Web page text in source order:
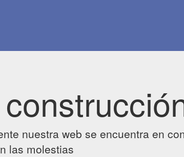
nuestra web se encuentra en
las molestias